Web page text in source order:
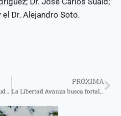
Dr. Alejandro Soto.
Eduardo Panseri: «El Poder Judicial debería tener una ley orgánica»
PRÓXIMA
La Libertad Avanza busca fortalecer su armado político en Santo Tomé